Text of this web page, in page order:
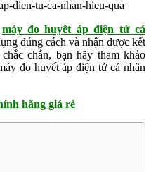
máy đo huyết áp điện tử cá
đúng cách và nhận được kết
chắn, bạn hãy tham khảo
đo huyết áp điện tử cá nhân
hãng giá rẻ